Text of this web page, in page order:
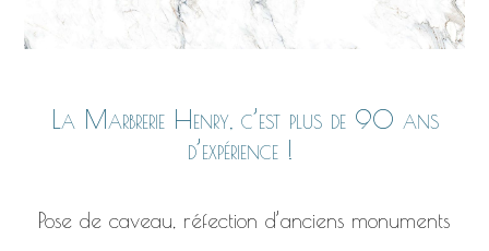
La Marbrerie Henry, c’est plus de 90 ans
d’expérience !
Pose de caveau, réfection d’anciens monuments